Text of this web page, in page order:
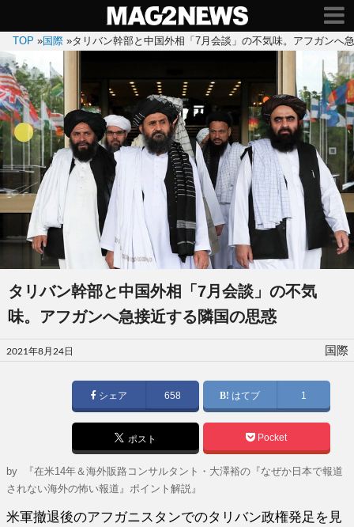
TOP »国際 »タリバン幹部と中国外相「7月会談」の不気味。アフガンへ
タリバン幹部と中国外相「7月会談」の不気
味。アフガンへ急接近する隣国の思惑
投
稿
2021年8月24日 国際
シェア 658 はてブ 1
ポスト Pocket
by
『在米14年＆海外販路コンサルタント・大澤裕の『なぜか日本で報道
されない海外の怖い報道』ポイント解説』
米軍撤退後のアフガニスタンでのタリバン政権発足を見